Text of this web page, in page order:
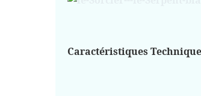
Caractéristiques